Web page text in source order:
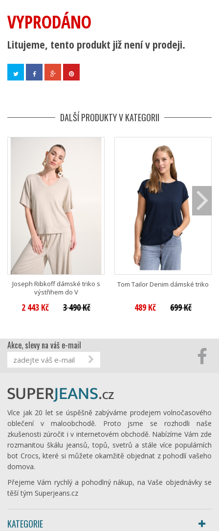
VYPRODÁNO
Litujeme, tento produkt již není v prodeji.
DALŠÍ PRODUKTY V KATEGORII
Joseph Ribkoff dámské triko s
výstřihem do V
2 443 Kč 3 490 Kč
Tom Tailor Denim dámské triko
489 Kč 699 Kč
Akce, slevy na váš e-mail
Více jak 20 let se úspěšně zabýváme prodejem volnočasového
oblečení v maloobchodě. Proto jsme se rozhodli naše
zkušenosti zúročit i v internetovém obchodě. Nabízíme Vám zde
rozmanitou škálu jeansů, topů, svetrů a stále více populárních
bot Crocs, které si můžete okamžitě objednat z pohodlí vašeho
domova.
Přejeme Vám rychlý a pohodlný nákup, na Vaše objednávky se
těší tým Superjeans.cz
KATEGORIE